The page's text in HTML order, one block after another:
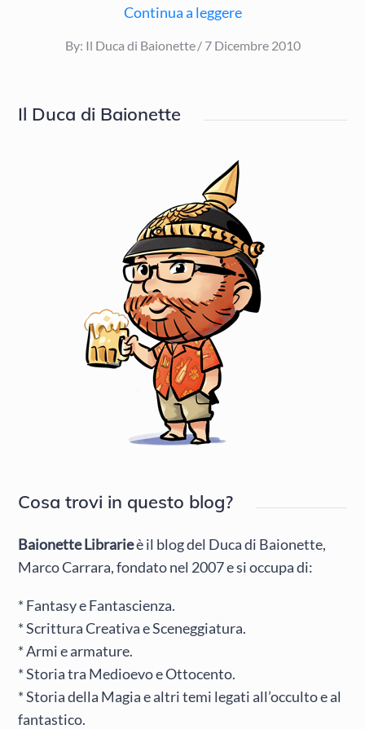
Continua a leggere
By: Il Duca di Baionette
Posted
7 Dicembre 2010
Il Duca di Baionette
Cosa trovi in questo blog?
Baionette Librarieè il blog del Duca di Baionette,
Marco Carrara, fondato nel 2007 e si occupa di:
* Fantasy e Fantascienza.
* Scrittura Creativa e Sceneggiatura.
* Armi e armature.
* Storia tra Medioevo e Ottocento.
* Storia della Magia e altri temi legati all’occulto e al
fantastico.